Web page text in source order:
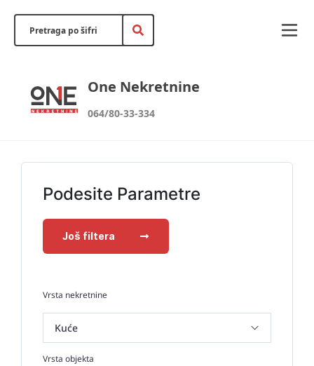
One Nekretnine
064/80-33-334
Podesite Parametre
Još filtera
Vrsta nekretnine
Vrsta objekta